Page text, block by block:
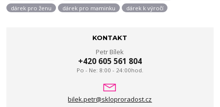
dárek pro ženu
dárek pro maminku dárek k výročí
KONTAKT
Petr Bílek
+420 605 561 804
Po - Ne: 8:00 - 24:00hod.
bilek.petr@skloproradost.cz